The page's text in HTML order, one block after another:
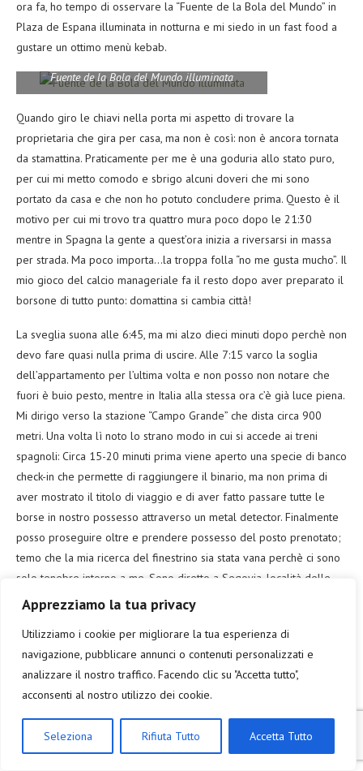
Apprezziamo la tua privacy
Utilizziamo i cookie per migliorare la tua esperienza di
navigazione, pubblicare annunci o contenuti personalizzati e
analizzare il nostro traffico. Facendo clic su "Accetta tutto",
acconsenti al nostro utilizzo dei cookie.
Seleziona Rifiuta Tutto Accetta Tutto
ora fa, ho tempo di osservare la “Fuente de la Bola del Mundo” in
Plaza de Espana illuminata in notturna e mi siedo in un fast food a
gustare un ottimo menù kebab.
Fuente de la Bola del Mundo illuminata
Quando giro le chiavi nella porta mi aspetto di trovare la
proprietaria che gira per casa, ma non è così: non è ancora tornata
da stamattina. Praticamente per me è una goduria allo stato puro,
per cui mi metto comodo e sbrigo alcuni doveri che mi sono
portato da casa e che non ho potuto concludere prima. Questo è il
motivo per cui mi trovo tra quattro mura poco dopo le 21:30
mentre in Spagna la gente a quest’ora inizia a riversarsi in massa
per strada. Ma poco importa…la troppa folla “no me gusta mucho”. Il
mio gioco del calcio manageriale fa il resto dopo aver preparato il
borsone di tutto punto: domattina si cambia città!
La sveglia suona alle 6:45, ma mi alzo dieci minuti dopo perchè non
devo fare quasi nulla prima di uscire. Alle 7:15 varco la soglia
dell’appartamento per l’ultima volta e non posso non notare che
fuori è buio pesto, mentre in Italia alla stessa ora c’è già luce piena.
Mi dirigo verso la stazione “Campo Grande” che dista circa 900
metri. Una volta lì noto lo strano modo in cui si accede ai treni
spagnoli: Circa 15-20 minuti prima viene aperto una specie di banco
check-in che permette di raggiungere il binario, ma non prima di
aver mostrato il titolo di viaggio e di aver fatto passare tutte le
borse in nostro possesso attraverso un metal detector. Finalmente
posso proseguire oltre e prendere possesso del posto prenotato;
temo che la mia ricerca del finestrino sia stata vana perchè ci sono
solo tenebre intorno a me. Sono diretto a Segovia, località delle
quale ho sempre sentito parlare molto e che mi incuriosisce. La
scendo solo io qui, mentre tutti gli altri passeggeri proseguono
verso Madrid. Ha iniziato ad albeggiare da poco quando mi ritrovo
sul binario insieme alla capostazione: nessuno ha pensato di
attivare i sensori delle porte scorrevoli dopo la nottata e non
possiamo entrare in nessun modo. Ci mettiamo a ridere quando lei
prende il cellulare e chiama una guardia. Domanda: e se lei non ci